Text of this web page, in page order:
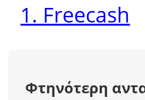
1. Freecash
Φτηνότερη